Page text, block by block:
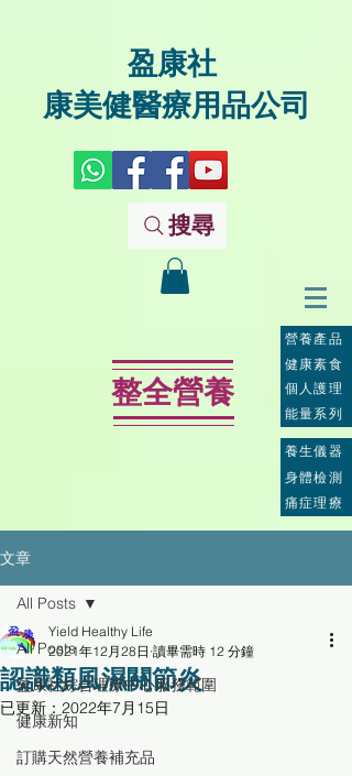
盈康社
康美健醫療用品公司
搜尋
整全營養
營養產品
個人護理
能量系列
健康素食
養生儀器
身體檢測
痛症理療
文章
All Posts
盈康社綜合理療中心服務範圍
健康新知
訂購天然營養補充品
All Posts
認識類風濕關節炎
Yield Healthy Life
2021年12月28日 讀畢需時 12 分鐘
已更新： 2022年7月15日